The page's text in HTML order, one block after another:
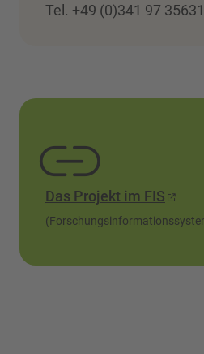
Tel. +49 (0)341 97 35631
Das Projekt im FIS